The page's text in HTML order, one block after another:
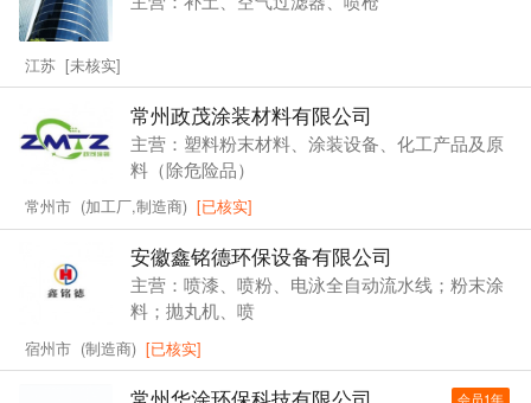
江苏 [未核实]
常州政茂涂装材料有限公司
主营：塑料粉末材料、涂装设备、化工产品及原
料（除危险品）
常州市 (加工厂,制造商) [已核实]
安徽鑫铭德环保设备有限公司
主营：喷漆、喷粉、电泳全自动流水线；粉末涂
料；抛丸机、喷
宿州市 (制造商) [已核实]
会员1年